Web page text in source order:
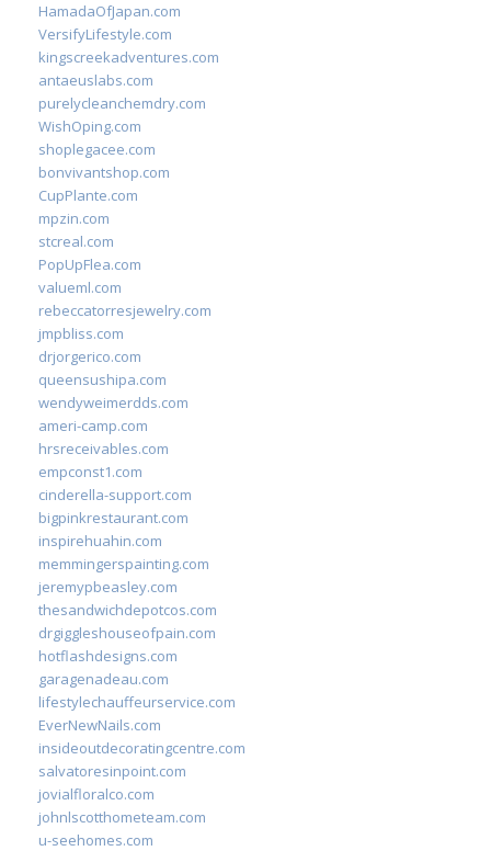
HamadaOfJapan.com
VersifyLifestyle.com
kingscreekadventures.com
antaeuslabs.com
purelycleanchemdry.com
WishOping.com
shoplegacee.com
bonvivantshop.com
CupPlante.com
mpzin.com
stcreal.com
PopUpFlea.com
valueml.com
rebeccatorresjewelry.com
jmpbliss.com
drjorgerico.com
queensushipa.com
wendyweimerdds.com
ameri-camp.com
hrsreceivables.com
empconst1.com
cinderella-support.com
bigpinkrestaurant.com
inspirehuahin.com
memmingerspainting.com
jeremypbeasley.com
thesandwichdepotcos.com
drgiggleshouseofpain.com
hotflashdesigns.com
garagenadeau.com
lifestylechauffeurservice.com
EverNewNails.com
insideoutdecoratingcentre.com
salvatoresinpoint.com
jovialfloralco.com
johnlscotthometeam.com
u-seehomes.com